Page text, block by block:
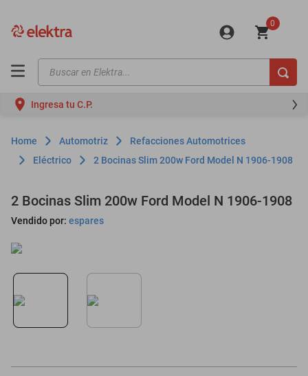
0
Buscar en Elektra...
Ingresa tu C.P.
Automotriz
Refacciones Automotrices
Eléctrico
2 Bocinas Slim 200w Ford Model N 1906-1908
2 Bocinas Slim 200w Ford Model N 1906-1908
Vendido por: espares
motos
moto
celulares
refrigeradores
salas
motoneta